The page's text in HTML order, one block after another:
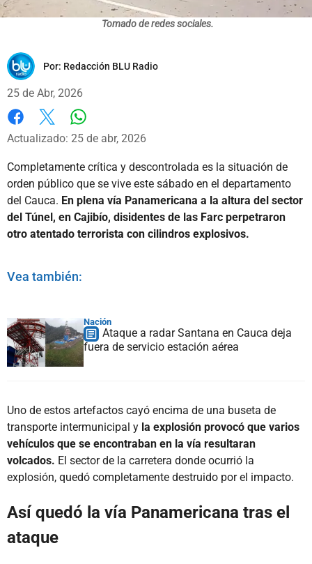
Tomado de redes sociales.
Por: Redacción BLU Radio
25 de Abr, 2026
Facebook
X
Actualizado: 25 de abr, 2026
Completamente crítica y descontrolada es la situación de
orden público que se vive este sábado en el departamento
del Cauca. En plena vía Panamericana a la altura del sector
del Túnel, en Cajibío, disidentes de las Farc perpetraron
otro atentado terrorista con cilindros explosivos.
Vea también:
Nación
Ataque a radar Santana en Cauca deja
fuera de servicio estación aérea
Uno de estos artefactos cayó encima de una buseta de
transporte intermunicipal y la explosión provocó que varios
vehículos que se encontraban en la vía resultaran
volcados. El sector de la carretera donde ocurrió la
explosión, quedó completamente destruido por el impacto.
Así quedó la vía Panamericana tras el
ataque